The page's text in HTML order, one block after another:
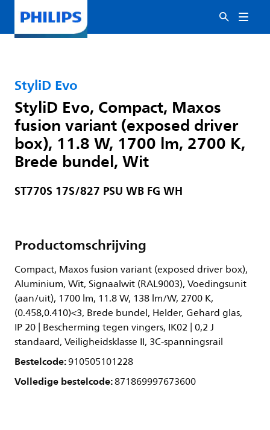
StyliD Evo
StyliD Evo, Compact, Maxos
fusion variant (exposed driver
box), 11.8 W, 1700 lm, 2700 K,
Brede bundel, Wit
ST770S 17S/827 PSU WB FG WH
Productomschrijving
Compact, Maxos fusion variant (exposed driver box),
Aluminium, Wit, Signaalwit (RAL9003), Voedingsunit
(aan/uit), 1700 lm, 11.8 W, 138 lm/W, 2700 K,
(0.458,0.410)<3, Brede bundel, Helder, Gehard glas,
IP 20 | Bescherming tegen vingers, IK02 | 0,2 J
standaard, Veiligheidsklasse II, 3C-spanningsrail
Bestelcode:910505101228
Volledige bestelcode:871869997673600